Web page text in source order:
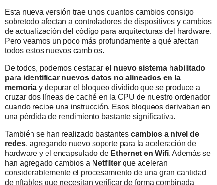
Esta nueva versión trae unos cuantos cambios consigo
sobretodo afectan a controladores de dispositivos y cambios
de actualización del código para arquitecturas del hardware.
Pero veamos un poco más profundamente a qué afectan
todos estos nuevos cambios.
De todos, podemos destacar el nuevo sistema habilitado
para identificar nuevos datos no alineados en la
memoria y depurar el bloqueo dividido que se produce al
cruzar dos líneas de caché en la CPU de nuestro ordenador
cuando recibe una instrucción. Esos bloqueos derivaban en
una pérdida de rendimiento bastante significativa.
También se han realizado bastantes cambios a nivel de
redes, agregando nuevo soporte para la aceleración de
hardware y el encapsulado de Ethernet en Wifi. Además se
han agregado cambios a Netfilter que aceleran
considerablemente el procesamiento de una gran cantidad
de nftables que necesitan verificar de forma combinada